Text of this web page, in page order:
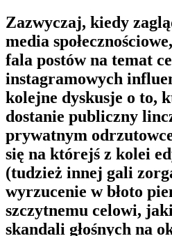
Zazwyczaj, kiedy
media
fala postów na temat
instagramowych
kolejne dyskusje o to,
dostanie publiczny
prywatnym
się na którejś z kolei
(tudzież innej gali
wyrzucenie w błoto
szczytnemu celowi,
skandali głośnych na